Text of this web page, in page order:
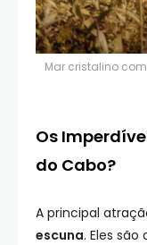
Mar cristalino
Os
do Cabo?
A principal
escuna. Eles